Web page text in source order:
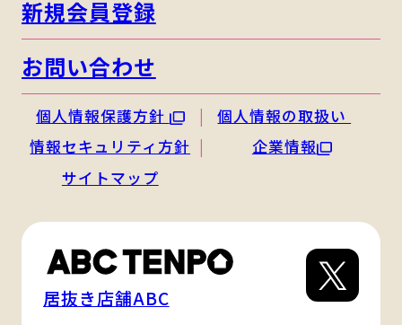
新規会員登録
お問い合わせ
個人情報保護方針
個人情報の取扱い
情報セキュリティ方針
企業情報
サイトマップ
居抜き店舗ABC